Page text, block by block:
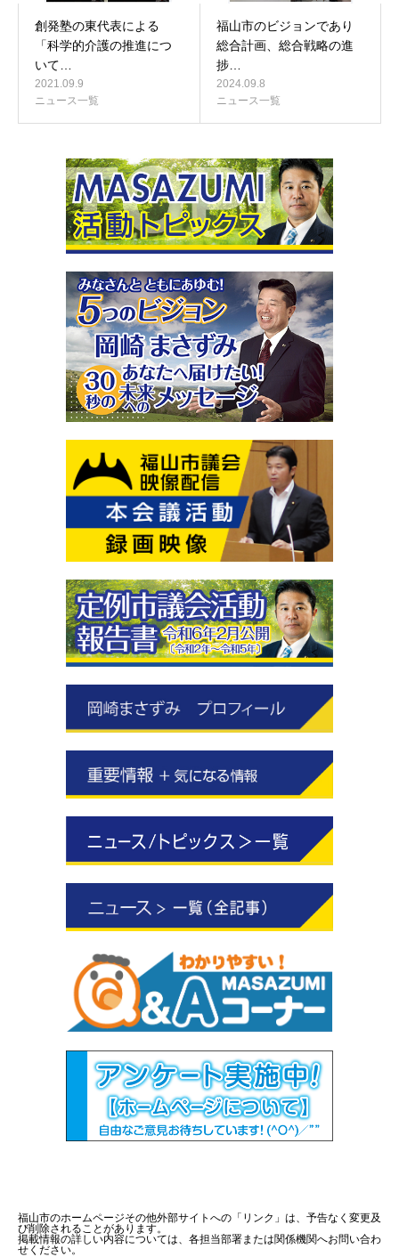
創発塾の東代表による
「科学的介護の推進につ
いて…
2021.09.9
ニュース一覧
福山市のビジョンであり
総合計画、総合戦略の進
捗…
2024.09.8
ニュース一覧
福山市のホームページその他外部サイトへの「リンク」は、予告なく変更及
び削除されることがあります。
掲載情報の詳しい内容については、各担当部署または関係機関へお問い合わ
せください。